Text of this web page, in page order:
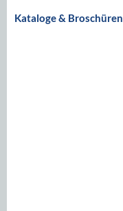
Kataloge & Broschüren